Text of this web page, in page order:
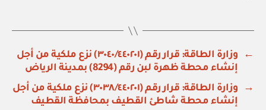
←
وزارة الطاقة: قرار رقم (٣٠٤٠/٤٤٠٢٠١) نزع ملكية من أجل
إنشاء محطة ظهرة لبن رقم (8294) بمدينة الرياض
→
وزارة الطاقة: قرار رقم (٣٠٣٨/٤٤٠٢٠١) نزع ملكية من أجل
إنشاء محطة شاطئ القطيف بمحافظة القطيف